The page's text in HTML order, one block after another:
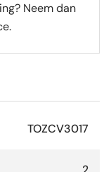
Neem dan
TOZCV3017